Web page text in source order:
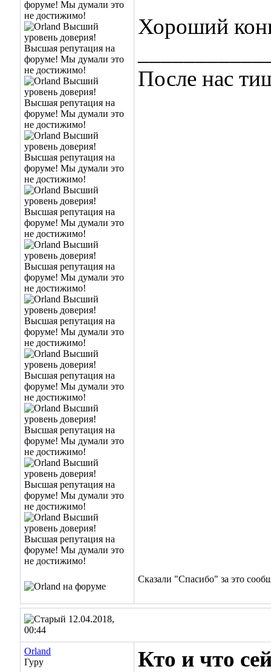
Хороший
После нас
Сказали "Спасибо" за это
12.04.2018,
00:44
Orland
Гуру
Кто и что